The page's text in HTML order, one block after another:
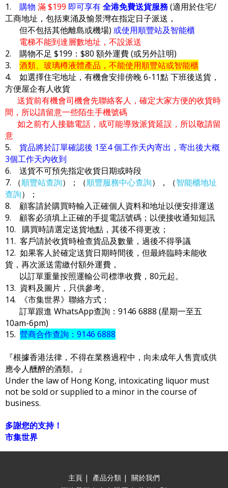
1. 購物 滿 $199 即可享有全港免費送貨服務(適用於住宅/
工商地址，包括東涌及愉景灣在指定日子派送，
但不包括其他離島或機場) 或使用順豐站及智能櫃
電梯不能到達層數地址，不設派送
2. 購物不足 $199：$80 額外運費 (或另外註明)
3. 酒類、玻璃樽液體產品，不能使用順豐站或智能櫃
4. 如選擇住宅地址，有機會安排傍晚 6-11點 下班後送貨，
方便屋企有人收貨
送貨前有機會司機會先聯絡客人，確定大家方便的收貨時
間，所以請留意一些陌生手機號碼
如之前冇人接聽電話，或可能導致派貨延誤，所以敬請留
意
5. 貨品將於訂單確認後 1至4 個工作天內寄出，寄出後大概
3個工作天內收到
6. 送貨不可預先指定收貨日期或時段
7. （順豐站查詢）；（順豐服務中心查詢），（智能櫃地址
查詢）；
8. 顧客請於購買時輸入正確個人資料和地址以便安排運送
9. 顧客必須填上正確的手提電話號碼；以便接收通知短訊
10. 購買時請選定送貨地點，其後不得更改；
11. 客戶請於收貨時檢查貨品及數量，過後不得爭議
12. 如果客人於確定送貨日期時間後，但最終臨時未能收
貨，再次派送需繳付額外運費，
以訂單重量按照運輸公司標準收費，80元起。
13. 資料及圖片，只供參考。
14. 《市集世界》聯絡方式：
訂單跟進 WhatsApp查詢：9146 6888 (星期一至五
10am-6pm)
15. 營商合作查詢：9146 6888
『根據香港法律，不得在業務過程中，向未成年人售賣或供
應令人醺醉的酒類。』
Under the law of Hong Kong, intoxicating liquor must
not be sold or supplied to a minor in the course of
business.
多謝您的支持！
市集世界
主頁 | 產品分類 | 關於我們